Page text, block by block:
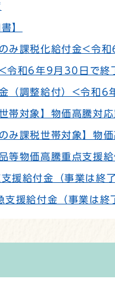
】
み課税化給付金<令
令和6年9月30日で終
（調整給付）<令和
帯対象】物価高騰対
み課税世帯対象】物
等物価高騰重点支援
援給付金（事業は終
援給付金（事業は終